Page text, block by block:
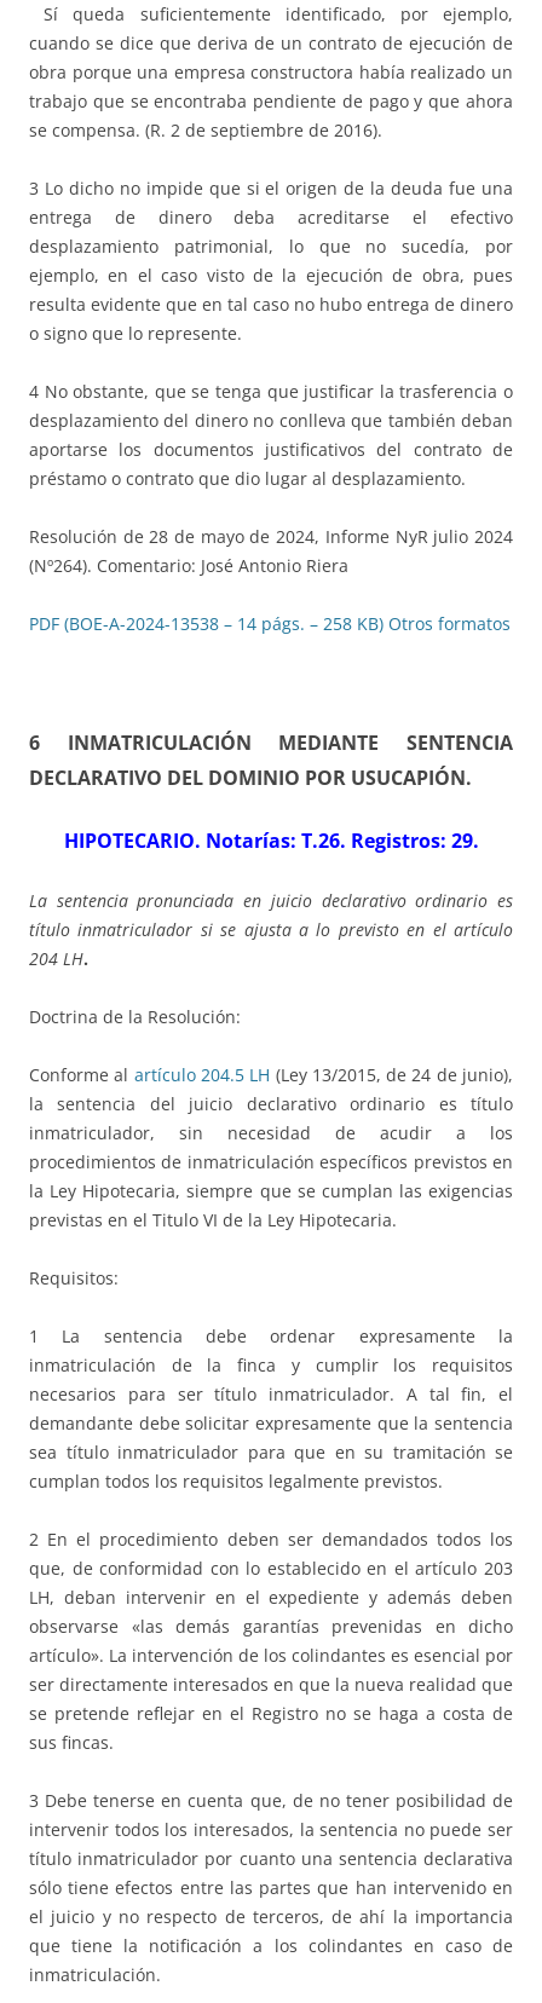
Sí queda suficientemente identificado, por ejemplo,
cuando se dice que deriva de un contrato de ejecución de
obra porque una empresa constructora había realizado un
trabajo que se encontraba pendiente de pago y que ahora
se compensa. (R. 2 de septiembre de 2016).
3 Lo dicho no impide que si el origen de la deuda fue una
entrega de dinero deba acreditarse el efectivo
desplazamiento patrimonial, lo que no sucedía, por
ejemplo, en el caso visto de la ejecución de obra, pues
resulta evidente que en tal caso no hubo entrega de dinero
o signo que lo represente.
4 No obstante, que se tenga que justificar la trasferencia o
desplazamiento del dinero no conlleva que también deban
aportarse los documentos justificativos del contrato de
préstamo o contrato que dio lugar al desplazamiento.
Resolución de 28 de mayo de 2024, Informe NyR julio 2024
(Nº264). Comentario: José Antonio Riera
PDF (BOE-A-2024-13538 – 14 págs. – 258 KB) Otros formatos
6 INMATRICULACIÓN MEDIANTE SENTENCIA
DECLARATIVO DEL DOMINIO POR USUCAPIÓN.
HIPOTECARIO. Notarías: T.26. Registros: 29.
La sentencia pronunciada en juicio declarativo ordinario es
título inmatriculador si se ajusta a lo previsto en el artículo
204 LH.
Doctrina de la Resolución:
Conforme al artículo 204.5 LH (Ley 13/2015, de 24 de junio),
la sentencia del juicio declarativo ordinario es título
inmatriculador, sin necesidad de acudir a los
procedimientos de inmatriculación específicos previstos en
la Ley Hipotecaria, siempre que se cumplan las exigencias
previstas en el Titulo VI de la Ley Hipotecaria.
Requisitos:
1 La sentencia debe ordenar expresamente la
inmatriculación de la finca y cumplir los requisitos
necesarios para ser título inmatriculador. A tal fin, el
demandante debe solicitar expresamente que la sentencia
sea título inmatriculador para que en su tramitación se
cumplan todos los requisitos legalmente previstos.
2 En el procedimiento deben ser demandados todos los
que, de conformidad con lo establecido en el artículo 203
LH, deban intervenir en el expediente y además deben
observarse «las demás garantías prevenidas en dicho
artículo». La intervención de los colindantes es esencial por
ser directamente interesados en que la nueva realidad que
se pretende reflejar en el Registro no se haga a costa de
sus fincas.
3 Debe tenerse en cuenta que, de no tener posibilidad de
intervenir todos los interesados, la sentencia no puede ser
título inmatriculador por cuanto una sentencia declarativa
sólo tiene efectos entre las partes que han intervenido en
el juicio y no respecto de terceros, de ahí la importancia
que tiene la notificación a los colindantes en caso de
inmatriculación.